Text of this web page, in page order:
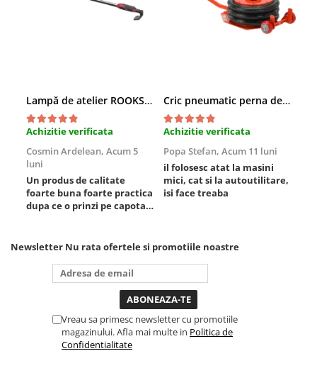
Scule fixare distributie
Chrysler
Citroen
Fiat
Ford
Jaguar
Land Rover
Lampă de atelier ROOKS B2 HYBRID pentru capotă, 2000 lumeni, 5000 mAh
Achizitie verificata
Cosmin Ardelean, Acum 5
luni
Un produs de calitate
foarte buna foarte practica
dupa ce o prinzi pe capota
nevoie lumina puternica si
destul de mult dar daca o
bagi la priza nu mai ai
treaba toata ziua ,ce...
Cric pneumatic perna de aer cu inaltator 6T
Achizitie verificata
Popa Stefan, Acum 11 luni
il folosesc atat la masini
mici, cat si la autoutilitare,
isi face treaba
Newsletter Nu rata ofertele si promotiile noastre
Vreau sa primesc newsletter cu promotiile
magazinului. Afla mai multe in Politica de
Confidentialitate